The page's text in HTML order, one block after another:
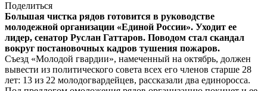
Поделиться
Большая чистка рядов готовится в руководстве
молодежной организации «Единой России». Уходит ее
лидер, сенатор Руслан Гаттаров. Поводом стал скандал
вокруг постановочных кадров тушения пожаров.
Съезд «Молодой гвардии», намеченный на октябрь, должен
вывести из политического совета всех его членов старше 28
лет: 13 из 22 молодогвардейцев, рассказали два единоросса.